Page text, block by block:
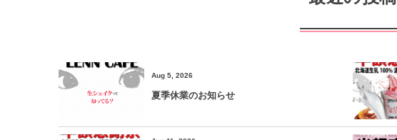
Aug 5, 2026
夏季休業のお知らせ